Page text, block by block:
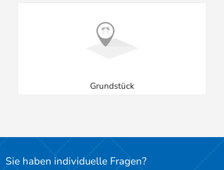
Grundstück
Sie haben individuelle Fragen?